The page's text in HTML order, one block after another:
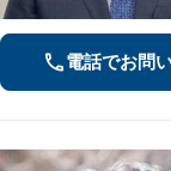
電話でお問